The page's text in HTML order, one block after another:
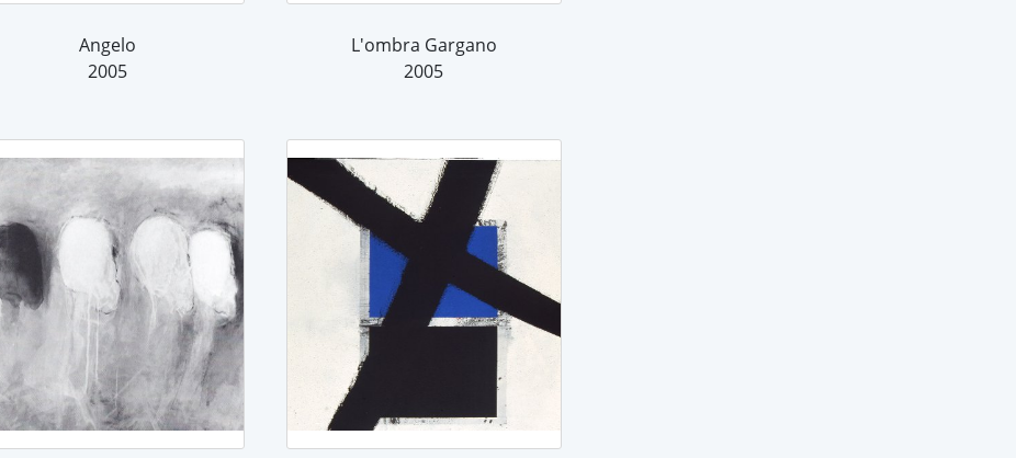
Angelo
2005
L'ombra Gargano
2005